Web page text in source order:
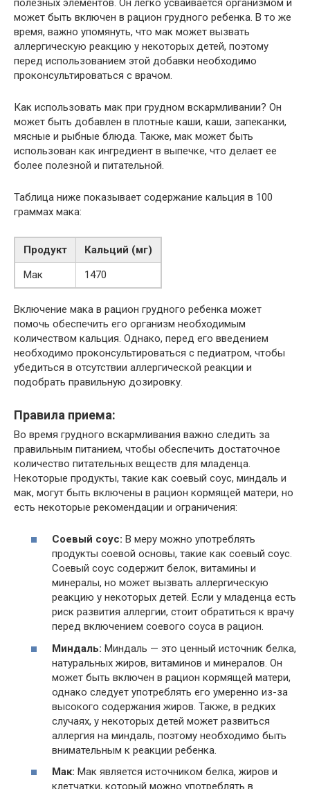
полезных элементов. Он легко усваивается организмом и
может быть включен в рацион грудного ребенка. В то же
время, важно упомянуть, что мак может вызвать
аллергическую реакцию у некоторых детей, поэтому
перед использованием этой добавки необходимо
проконсультироваться с врачом.
Как использовать мак при грудном вскармливании? Он
может быть добавлен в плотные каши, каши, запеканки,
мясные и рыбные блюда. Также, мак может быть
использован как ингредиент в выпечке, что делает ее
более полезной и питательной.
Таблица ниже показывает содержание кальция в 100
граммах мака:
Продукт
Кальций (мг)
Мак
1470
Включение мака в рацион грудного ребенка может
помочь обеспечить его организм необходимым
количеством кальция. Однако, перед его введением
необходимо проконсультироваться с педиатром, чтобы
убедиться в отсутствии аллергической реакции и
подобрать правильную дозировку.
Правила приема:
Во время грудного вскармливания важно следить за
правильным питанием, чтобы обеспечить достаточное
количество питательных веществ для младенца.
Некоторые продукты, такие как соевый соус, миндаль и
мак, могут быть включены в рацион кормящей матери, но
есть некоторые рекомендации и ограничения:
Соевый соус: В меру можно употреблять
продукты соевой основы, такие как соевый соус.
Соевый соус содержит белок, витамины и
минералы, но может вызвать аллергическую
реакцию у некоторых детей. Если у младенца есть
риск развития аллергии, стоит обратиться к врачу
перед включением соевого соуса в рацион.
Миндаль: Миндаль — это ценный источник белка,
натуральных жиров, витаминов и минералов. Он
может быть включен в рацион кормящей матери,
однако следует употреблять его умеренно из-за
высокого содержания жиров. Также, в редких
случаях, у некоторых детей может развиться
аллергия на миндаль, поэтому необходимо быть
внимательным к реакции ребенка.
Мак: Мак является источником белка, жиров и
клетчатки, который можно употреблять в